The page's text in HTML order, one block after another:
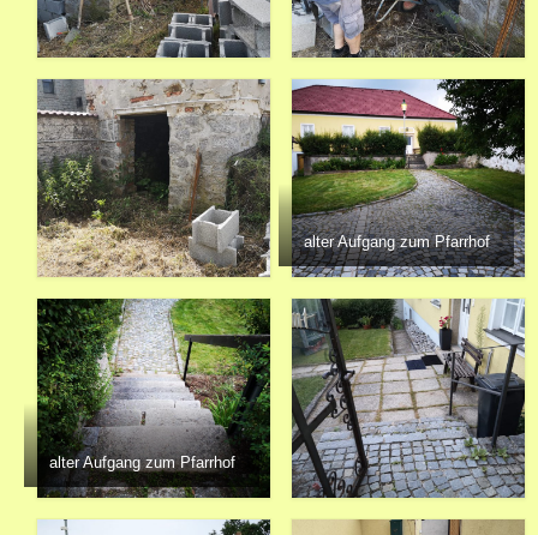
alter Aufgang zum Pfarrhof
alter Aufgang zum Pfarrhof